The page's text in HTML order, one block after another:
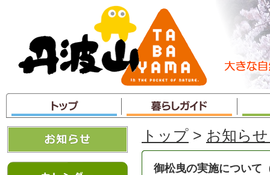
ャ
ン
プ
トップ > お知ら
御松曳の実施について